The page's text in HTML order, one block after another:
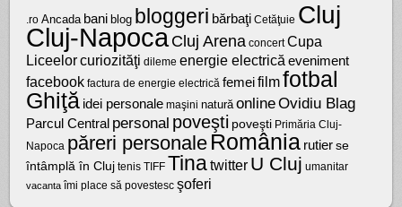
.ro Ancada bani blog bloggeri bărbaţi Cetăţuie Cluj
Cluj-NapocaCluj Arena concert Cupa
Liceelorcuriozităţi dileme energie electrică eveniment
facebook factura de energie electrică femei filmfotbal
Ghiţă idei personale maşini natură onlineOvidiu Blag
Parcul Central personal poveşti poveşti Primăria Cluj-
Napoca păreri personale România rutier se
întâmplă în Cluj tenis TIFF Tinatwitter U Cluj umanitar
vacanta îmi place să povestesc şoferi